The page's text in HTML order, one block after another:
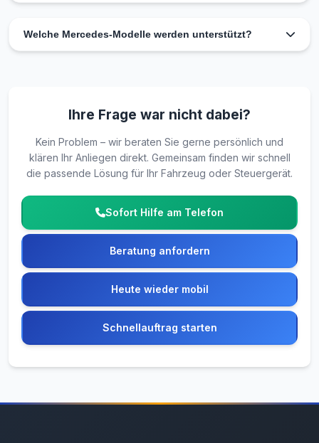
abgeschlossen.
und bringen es nach der Reparatur wieder zurück.
Welche Mercedes-Modelle werden unterstützt?
Ihre Frage war nicht dabei?
Kein Problem – wir beraten Sie gerne persönlich und
klären Ihr Anliegen direkt. Gemeinsam finden wir schnell
die passende Lösung für Ihr Fahrzeug oder Steuergerät.
Sofort Hilfe am Telefon
Beratung anfordern
Heute wieder mobil
Schnellauftrag starten